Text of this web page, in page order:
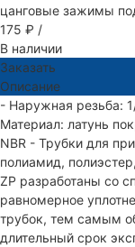
цанговые зажимы
175 ₽ /
В наличии
Заказать
Описание
- Наружная резьба:
Материал: латунь
NBR - Трубки для
полиамид,
ZP разработаны со
равномерное
трубок, тем самым
длительный срок